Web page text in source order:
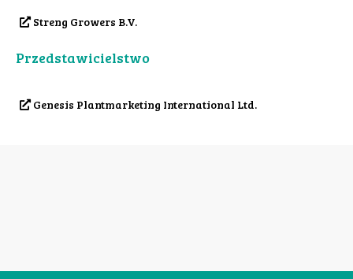
Streng Growers B.V.
Przedstawicielstwo
Genesis Plantmarketing International Ltd.